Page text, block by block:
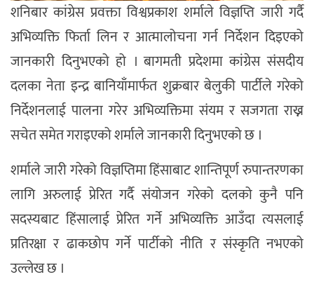
शनिबार कांग्रेस प्रवक्ता विश्वप्रकाश शर्माले विज्ञप्ति जारी गर्दै
अभिव्यक्ति फिर्ता लिन र आत्मालोचना गर्न निर्देशन दिइएको
जानकारी दिनुभएको हो । बागमती प्रदेशमा कांग्रेस संसदीय
दलका नेता इन्द्र बानियाँमार्फत शुक्रबार बेलुकी पार्टीले गरेको
निर्देशनलाई पालना गरेर अभिव्यक्तिमा संयम र सजगता राख्न
सचेत समेत गराइएको शर्माले जानकारी दिनुभएको छ ।
शर्माले जारी गरेको विज्ञप्तिमा हिंसाबाट शान्तिपूर्ण रुपान्तरणका
लागि अरुलाई प्रेरित गर्दै संयोजन गरेको दलको कुनै पनि
सदस्यबाट हिंसालाई प्रेरित गर्ने अभिव्यक्ति आउँदा त्यसलाई
प्रतिरक्षा र ढाकछोप गर्ने पार्टीको नीति र संस्कृति नभएको
उल्लेख छ ।